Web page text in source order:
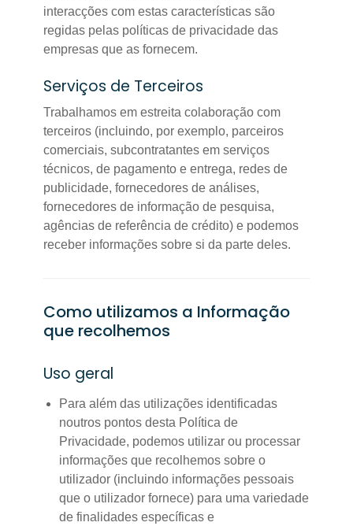
interacções com estas características são
regidas pelas políticas de privacidade das
empresas que as fornecem.
Serviços de Terceiros
Trabalhamos em estreita colaboração com
terceiros (incluindo, por exemplo, parceiros
comerciais, subcontratantes em serviços
técnicos, de pagamento e entrega, redes de
publicidade, fornecedores de análises,
fornecedores de informação de pesquisa,
agências de referência de crédito) e podemos
receber informações sobre si da parte deles.
Como utilizamos a Informação
que recolhemos
Uso geral
Para além das utilizações identificadas
noutros pontos desta Política de
Privacidade, podemos utilizar ou processar
informações que recolhemos sobre o
utilizador (incluindo informações pessoais
que o utilizador fornece) para uma variedade
de finalidades específicas e